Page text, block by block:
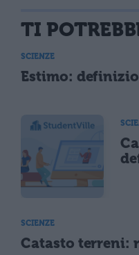
TI
SCIENZE
Estimo:
SCIENZE
Catasto terreni: